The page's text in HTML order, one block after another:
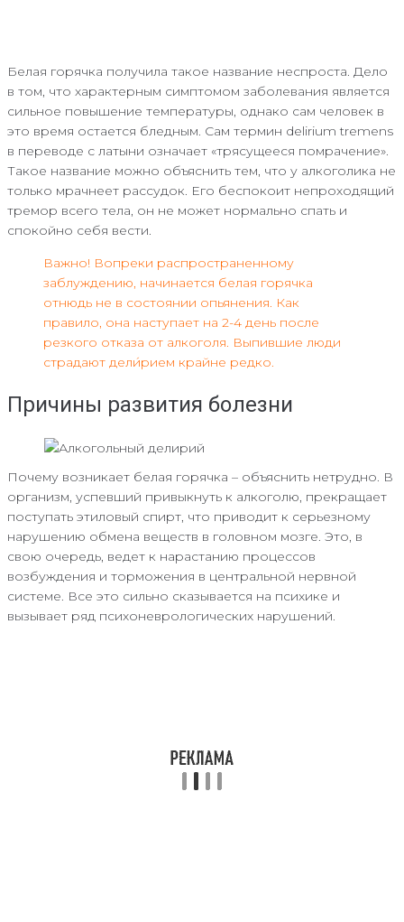
Белая горячка получила такое название неспроста. Дело
в том, что характерным симптомом заболевания является
сильное повышение температуры, однако сам человек в
это время остается бледным. Сам термин delirium tremens
в переводе с латыни означает «трясущееся помрачение».
Такое название можно объяснить тем, что у алкоголика не
только мрачнеет рассудок. Его беспокоит непроходящий
тремор всего тела, он не может нормально спать и
спокойно себя вести.
Важно! Вопреки распространенному
заблуждению, начинается белая горячка
отнюдь не в состоянии опьянения. Как
правило, она наступает на 2-4 день после
резкого отказа от алкоголя. Выпившие люди
страдают дели́рием крайне редко.
Причины развития болезни
Почему возникает белая горячка – объяснить нетрудно. В
организм, успевший привыкнуть к алкоголю, прекращает
поступать этиловый спирт, что приводит к серьезному
нарушению обмена веществ в головном мозге. Это, в
свою очередь, ведет к нарастанию процессов
возбуждения и торможения в центральной нервной
системе. Все это сильно сказывается на психике и
вызывает ряд психоневрологических нарушений.